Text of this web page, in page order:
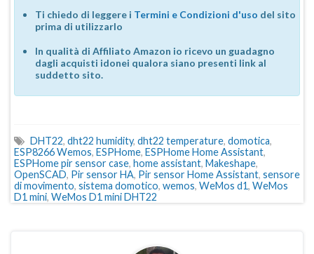
Ti chiedo di leggere i Termini e Condizioni d'uso del sito
prima di utilizzarlo
In qualità di Affiliato Amazon io ricevo un guadagno
dagli acquisti idonei qualora siano presenti link al
suddetto sito.
DHT22, dht22 humidity, dht22 temperature, domotica,
ESP8266 Wemos, ESPHome, ESPHome Home Assistant,
ESPHome pir sensor case, home assistant, Makeshape,
OpenSCAD, Pir sensor HA, Pir sensor Home Assistant, sensore
di movimento, sistema domotico, wemos, WeMos d1, WeMos
D1 mini, WeMos D1 mini DHT22